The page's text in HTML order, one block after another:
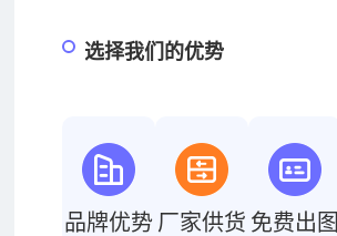
选择我们的优势
品牌优势 厂家供货 免费出图